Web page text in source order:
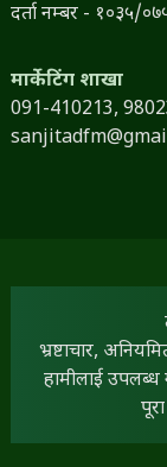
दर्ता नम्बर - १०३५/
मार्केटिंग शाखा
091-410213,
भ्रष्टाचार,
हामीलाई उपलब्ध